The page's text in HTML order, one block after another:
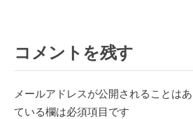
コメントを残す
メールアドレスが公開されることはあ
ている欄は必須項目です